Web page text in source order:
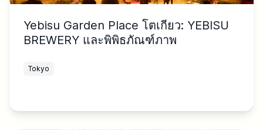
Yebisu Garden Place โตเกียว: YEBISU
BREWERY และพิพิธภัณฑ์ภาพ
Tokyo